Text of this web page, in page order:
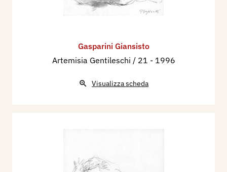
Gasparini Giansisto
Artemisia Gentileschi / 21 - 1996
Visualizza scheda